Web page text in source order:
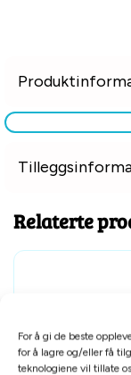
For å gi de beste
for å lagre og/eller få
teknologiene vil tillate
Relaterte